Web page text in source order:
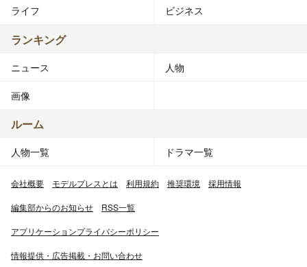
ライフ ビジネス
ランキング
ニュース 人物
画像
ルーム
人物一覧 ドラマ一覧
会社概要 モデルプレスとは 利用規約 推奨環境 採用情報
編集部からのお知らせ RSS一覧
アプリケーションプライバシーポリシー
情報提供・広告掲載・お問い合わせ